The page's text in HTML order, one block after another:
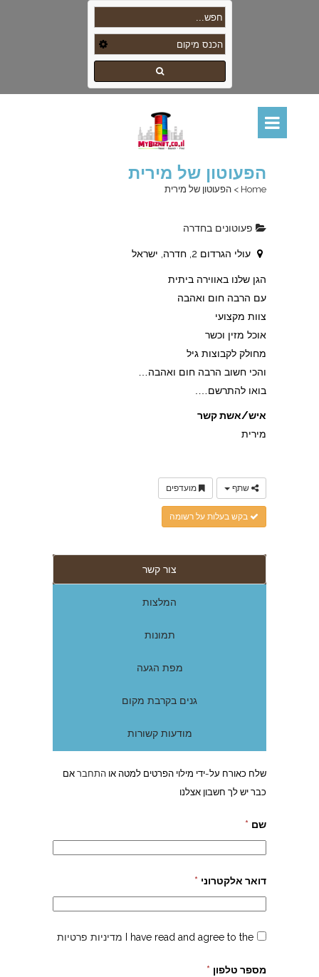
הפעוטון של מירית
Home
> הפעוטון של מירית
פעוטונים בחדרה
עולי הגרדום 2, חדרה, ישראל
הגן שלנו באווירה ביתית
עם הרבה חום ואהבה
צוות מקצועי
אוכל מזין וכשר
מחולק לקבוצות גיל
והכי חשוב הרבה חום ואהבה…
בואו להתרשם….
איש/אשת קשר
מירית
שתף מועדפים
בקש בעלות על רשומה
צור קשר
המלצות
תמונות
מפת הגעה
גנים בקרבת מקום
מודעות קשורות
שלח כאורח על-ידי מילוי הפרטים למטה או התחבראם
כבר יש לך חשבון אצלנו
שם *
דואר אלקטרוני *
I have read and agree to the מדיניות פרטיות
מספר טלפון *